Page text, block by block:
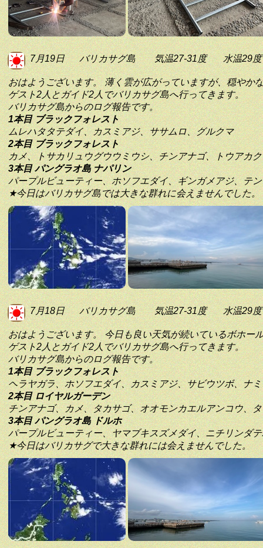
7月19日 バリカサグ島 気温27-31度 水温29度
おはようございます。 薄く雲が広がっていますが、穏やか
ゲスト2人とガイド2人でバリカサグ島へ行ってきます。
バリカサグ島からのログ報告です。
1本目 ブラックフォレスト
ムレハタタテダイ、カスミアジ、ササムロ、グルクマ
2本目 ブラックフォレスト
カメ、トサカリュウグウウミウシ、チンアナゴ、トウアカ
3本目 パングラオ島 ナパリン
パープルビューティー、ホソフエダイ、ギンガメアジ、テ
★今日はバリカサグ島では大きな群れに会えませんでした。
7月18日 バリカサグ島 気温27-31度 水温29度
おはようございます。 今日も良い天気が続いているボホー
ゲスト2人とガイド2人でバリカサグ島へ行ってきます。
バリカサグ島からのログ報告です。
1本目 ブラックフォレスト
ヘラヤガラ、ホソフエダイ、カスミアジ、サビウツボ、ナ
2本目 ロイヤルガーデン
チンアナゴ、カメ、タカサゴ、オオモンカエルアンコウ、
3本目 パングラオ島 ドルホ
パープルビューティー、ヤマブキスズメダイ、ニチリンダ
★今日はバリカサグで大きな群れには会えませんでした。